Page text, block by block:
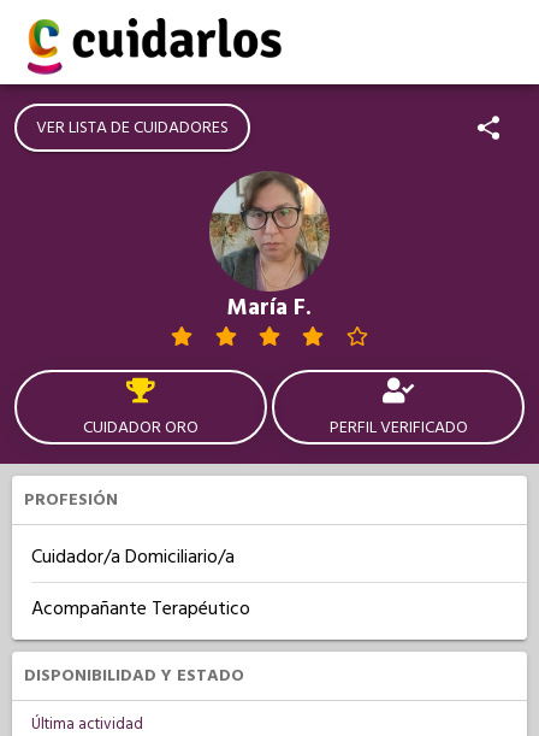
VER LISTA DE CUIDADORES
María F.
CUIDADOR ORO PERFIL VERIFICADO
PROFESIÓN
Cuidador/a Domiciliario/a
Acompañante Terapéutico
DISPONIBILIDAD Y ESTADO
Última actividad